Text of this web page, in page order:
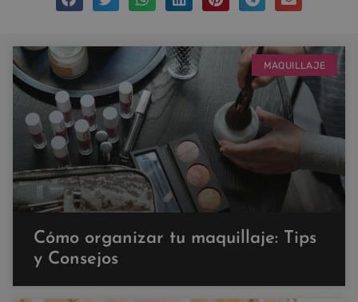
MAQUILLAJE
Cómo organizar tu maquillaje: Tips
y Consejos